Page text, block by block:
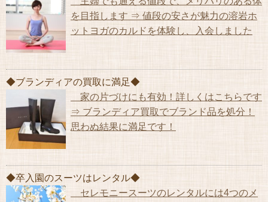
を目指します ⇒ 値段の安さが魅力の溶岩ホ
ットヨガのカルドを体験し、入会しました
◆ブランディアの買取に満足◆
家の片づけにも有効！詳しくはこちらです
⇒ ブランディア買取でブランド品を処分！
思わぬ結果に満足です！
◆卒入園のスーツはレンタル◆
セレモニースーツのレンタルには4つのメ